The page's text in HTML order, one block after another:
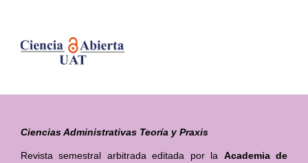
Ciencias Administrativas Teoría y Praxis
Revista semestral arbitrada editada por la Academia de